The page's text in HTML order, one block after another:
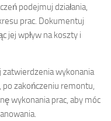
podejmuj działania,
prac. Dokumentuj
jej wpływ na koszty i
zatwierdzenia wykonania
po zakończeniu remontu,
wykonania prac, aby móc